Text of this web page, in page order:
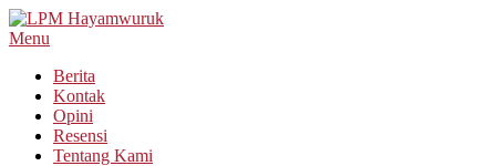
Skip
To
Menu
Berita
Kontak
Opini
Resensi
Tentang Kami